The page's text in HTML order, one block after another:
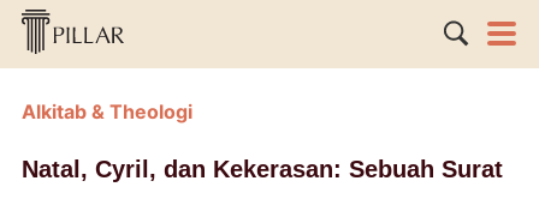
Alkitab & Theologi
Natal, Cyril, dan Kekerasan: Sebuah Surat